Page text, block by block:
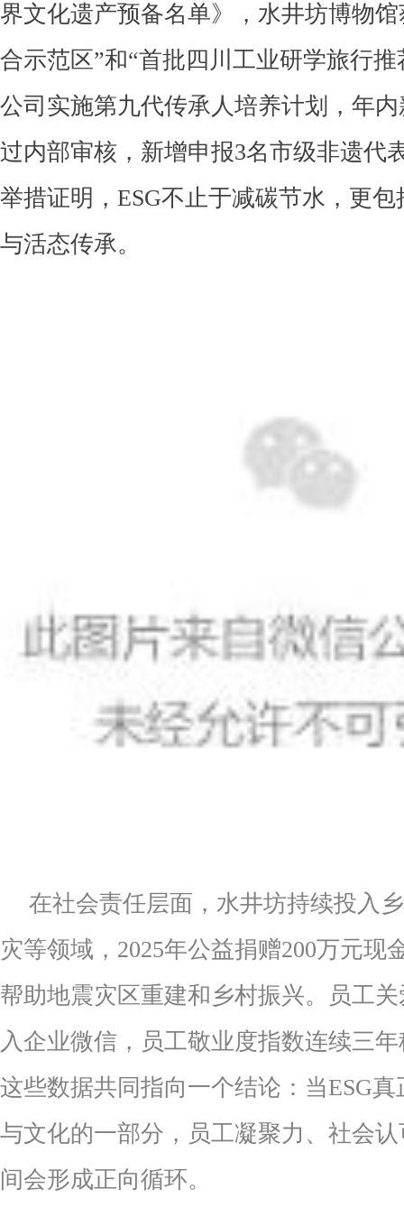
界文化遗产预备名单》，水井坊博物
合示范区”和“首批四川工业研学旅行
公司实施第九代传承人培养计划，年
过内部审核，新增申报3名市级非遗代
举措证明，ESG不止于减碳节水，更
与活态传承。
在社会责任层面，水井坊持续投入
灾等领域，2025年公益捐赠200万元现
帮助地震灾区重建和乡村振兴。员工
入企业微信，员工敬业度指数连续三
这些数据共同指向一个结论：当ESG
与文化的一部分，员工凝聚力、社会
间会形成正向循环。